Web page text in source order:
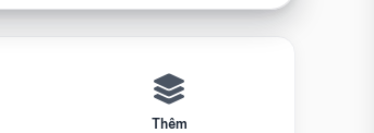
Thêm